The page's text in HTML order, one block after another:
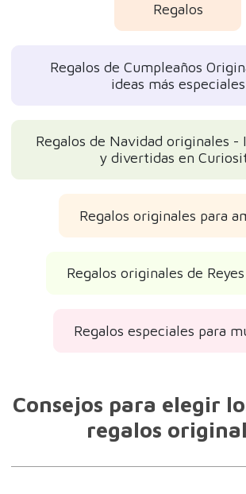
Regalos
Regalos de Cumpleaños
ideas más especiales
Regalos de Navidad originales -
y divertidas en
Regalos originales para
Regalos originales de
Regalos especiales para
Consejos para elegir
regalos